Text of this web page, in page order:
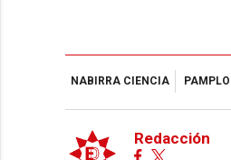
NABIRRA CIENCIA
Redacción